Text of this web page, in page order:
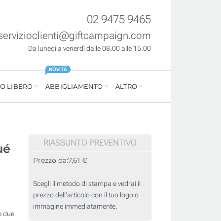
02 9475 9465
Da lunedì a venerdì dalle 08.00 alle 15.00
LIBERO ABBIGLIAMENTO
NOVITÀ
ALTRO
due
RIASSUNTO PREVENTIVO
Prezzo da:7,61 €
Scegli il metodo di stampa e vedrai il
prezzo dell'articolo con il tuo logo o
immagine immediatamente.